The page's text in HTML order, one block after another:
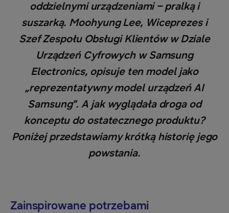
oddzielnymi urządzeniami – pralką i
suszarką. Moohyung Lee, Wiceprezes i
Szef Zespołu Obsługi Klientów w Dziale
Urządzeń Cyfrowych w Samsung
Electronics, opisuje ten model jako
„reprezentatywny model urządzeń AI
Samsung”. A jak wyglądała droga od
konceptu do ostatecznego produktu?
Poniżej przedstawiamy krótką historię jego
powstania.
Zainspirowane potrzebami